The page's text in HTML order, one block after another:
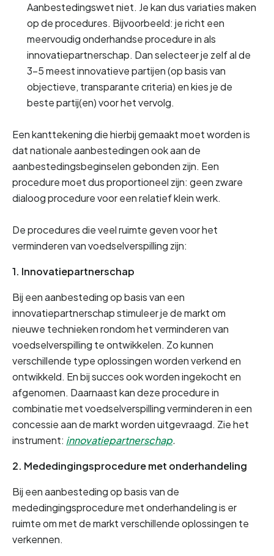
Aanbestedingswet niet. Je kan dus variaties maken
op de procedures. Bijvoorbeeld: je richt een
meervoudig onderhandse procedure in als
innovatiepartnerschap. Dan selecteer je zelf al de
3-5 meest innovatieve partijen (op basis van
objectieve, transparante criteria) en kies je de
beste partij(en) voor het vervolg.
Een kanttekening die hierbij gemaakt moet worden is
dat nationale aanbestedingen ook aan de
aanbestedingsbeginselen gebonden zijn. Een
procedure moet dus proportioneel zijn: geen zware
dialoog procedure voor een relatief klein werk.
De procedures die veel ruimte geven voor het
verminderen van voedselverspilling zijn:
1. Innovatiepartnerschap
Bij een aanbesteding op basis van een
innovatiepartnerschap stimuleer je de markt om
nieuwe technieken rondom het verminderen van
voedselverspilling te ontwikkelen. Zo kunnen
verschillende type oplossingen worden verkend en
ontwikkeld. En bij succes ook worden ingekocht en
afgenomen. Daarnaast kan deze procedure in
combinatie met voedselverspilling verminderen in een
concessie aan de markt worden uitgevraagd. Zie het
instrument: innovatiepartnerschap.
2. Mededingingsprocedure met onderhandeling
Bij een aanbesteding op basis van de
mededingingsprocedure met onderhandeling is er
ruimte om met de markt verschillende oplossingen te
verkennen.